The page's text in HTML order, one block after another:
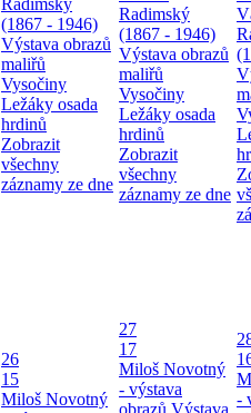
Radimský
(1867 - 1946)
Výstava obrazů
maliřů
Vysočiny
Ležáky osada
hrdinů
Zobrazit
všechny
záznamy ze dne
Radimský
(1867 - 1946)
Výstava obrazů
maliřů
Vysočiny
Ležáky osada
hrdinů
Zobrazit
všechny
záznamy ze dne
26
15
Miloš Novotný
27
17
Miloš Novotný
- výstava
-